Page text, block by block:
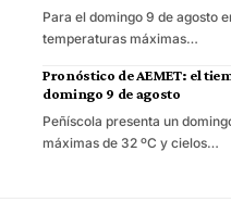
Para el domingo 9 de agosto
temperaturas máximas…
Pronóstico de AEMET: el
domingo 9 de agosto
Peñíscola presenta un
máximas de 32 ºC y cielos…